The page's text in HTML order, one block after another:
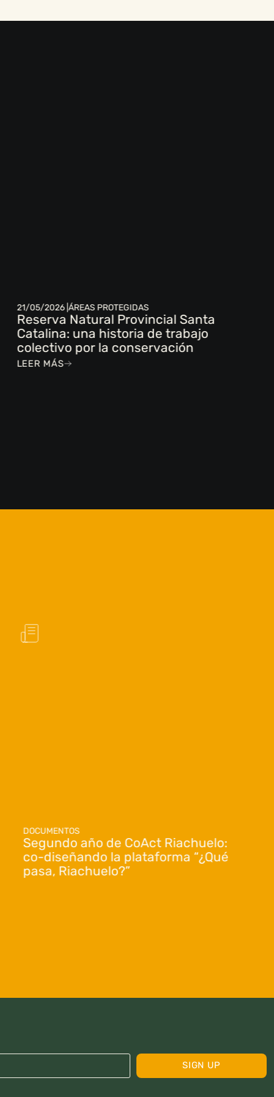
21/05/2026 |ÁREAS PROTEGIDAS
Reserva Natural Provincial Santa
Catalina: una historia de trabajo
colectivo por la conservación
LEER MÁS
DOCUMENTOS
Segundo año de CoAct Riachuelo:
co-diseñando la plataforma “¿Qué
pasa, Riachuelo?”
SIGN UP